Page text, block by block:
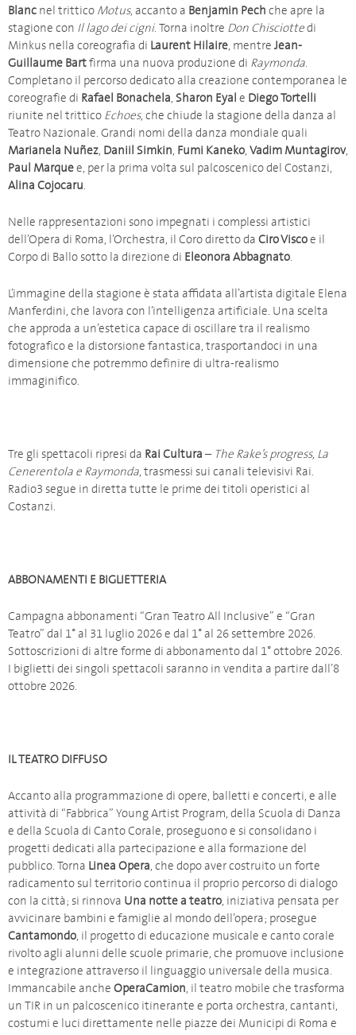
Blanc nel trittico Motus, accanto a Benjamin Pech che apre la
stagione con Il lago dei cigni. Torna inoltre Don Chisciottedi
Minkus nella coreografia di Laurent Hilaire, mentre Jean-
Guillaume Bartfirma una nuova produzione di Raymonda.
Completano il percorso dedicato alla creazione contemporanea le
coreografie di Rafael Bonachela, Sharon Eyal e Diego Tortelli
riunite nel trittico Echoes, che chiude la stagione della danza al
Teatro Nazionale. Grandi nomi della danza mondiale quali
Marianela Nuñez, Daniil Simkin, Fumi Kaneko, Vadim Muntagirov,
Paul Marquee, per la prima volta sul palcoscenico del Costanzi,
Alina Cojocaru.
Nelle rappresentazioni sono impegnati i complessi artistici
dell’Opera di Roma, l’Orchestra, il Coro diretto da Ciro Viscoe il
Corpo di Ballo sotto la direzione di Eleonora Abbagnato.
L’immagine della stagione è stata affidata all’artista digitale Elena
Manferdini, che lavora con l’intelligenza artificiale. Una scelta
che approda a un’estetica capace di oscillare tra il realismo
fotografico e la distorsione fantastica, trasportandoci in una
dimensione che potremmo definire di ultra-realismo
immaginifico.
Tre gli spettacoli ripresi da Rai Cultura – The Rake’s progress, La
Cenerentola e Raymonda, trasmessi sui canali televisivi Rai.
Radio3 segue in diretta tutte le prime dei titoli operistici al
Costanzi.
ABBONAMENTI E BIGLIETTERIA
Campagna abbonamenti “Gran Teatro All Inclusive” e “Gran
Teatro” dal 1° al 31 luglio 2026 e dal 1° al 26 settembre 2026.
Sottoscrizioni di altre forme di abbonamento dal 1° ottobre 2026.
I biglietti dei singoli spettacoli saranno in vendita a partire dall’8
ottobre 2026.
IL TEATRO DIFFUSO
Accanto alla programmazione di opere, balletti e concerti, e alle
attività di “Fabbrica” Young Artist Program, della Scuola di Danza
e della Scuola di Canto Corale, proseguono e si consolidano i
progetti dedicati alla partecipazione e alla formazione del
pubblico. Torna Linea Opera, che dopo aver costruito un forte
radicamento sul territorio continua il proprio percorso di dialogo
con la città; si rinnova Una notte a teatro, iniziativa pensata per
avvicinare bambini e famiglie al mondo dell’opera; prosegue
Cantamondo, il progetto di educazione musicale e canto corale
rivolto agli alunni delle scuole primarie, che promuove inclusione
e integrazione attraverso il linguaggio universale della musica.
Immancabile anche OperaCamion, il teatro mobile che trasforma
un TIR in un palcoscenico itinerante e porta orchestra, cantanti,
costumi e luci direttamente nelle piazze dei Municipi di Roma e